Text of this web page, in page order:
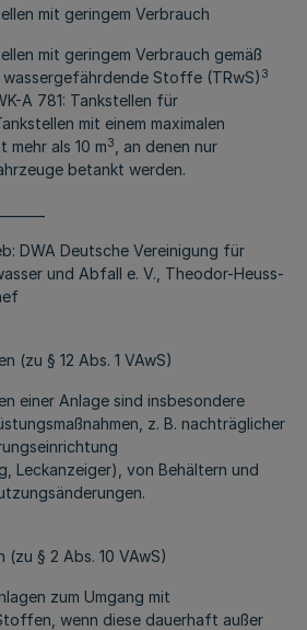
mit geringem Verbrauch
mit geringem Verbrauch gemäß
wassergefährdende Stoffe (TRwS) 3
A 781: Tankstellen für
mit einem maximalen
mehr als 10 m3
, an denen nur
betankt werden.
DWA Deutsche Vereinigung für
und Abfall e. V., Theodor-Heuss-
(zu § 12 Abs. 1 VAwS)
einer Anlage sind insbesondere
z. B. nachträglicher
Leckanzeiger), von Behältern und
§ 2 Abs. 10 VAwS)
zum Umgang mit
wenn diese dauerhaft außer